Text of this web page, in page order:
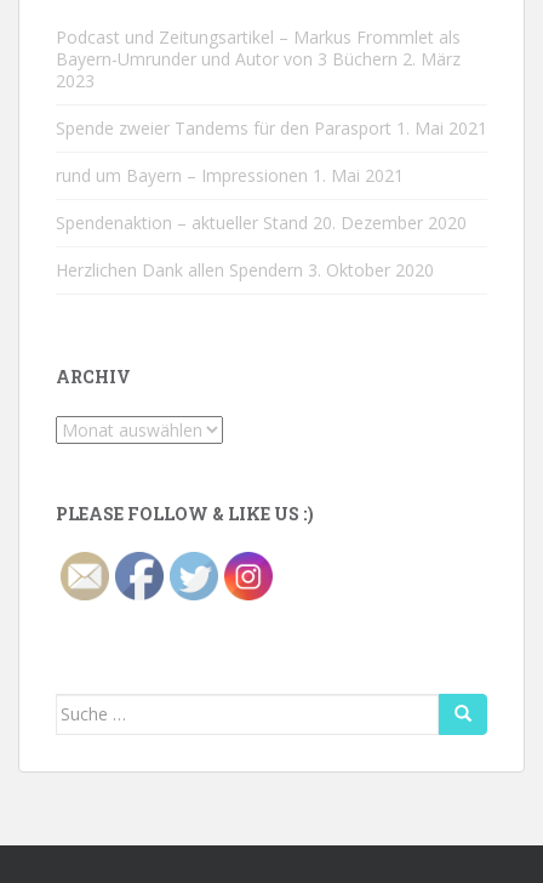
Podcast und Zeitungsartikel – Markus Frommlet als
Bayern-Umrunder und Autor von 3 Büchern 2. März
2023
Spende zweier Tandems für den Parasport 1. Mai 2021
rund um Bayern – Impressionen 1. Mai 2021
Spendenaktion – aktueller Stand 20. Dezember 2020
Herzlichen Dank allen Spendern 3. Oktober 2020
ARCHIV
Archiv
PLEASE FOLLOW & LIKE US :)
Suche